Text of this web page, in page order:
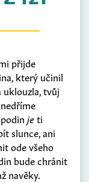
přijde
který učinil
uklouzla, tvůj
jeti
slunce, ani
ode všeho
bude chránit
navěky.